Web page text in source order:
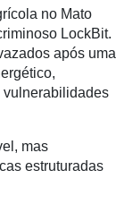
no Mato
LockBit.
após uma
vulnerabilidades
mas
estruturadas